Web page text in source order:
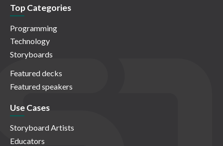
Top Categories
Programming
Technology
Storyboards
Featured decks
Featured speakers
Use Cases
Storyboard Artists
Educators